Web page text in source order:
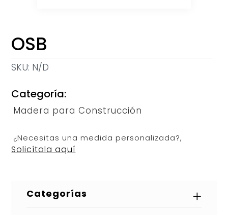
OSB
SKU: N/D
Categoría:
Madera para Construcción
¿Necesitas una medida personalizada?,
Solicítala aquí
Categorías